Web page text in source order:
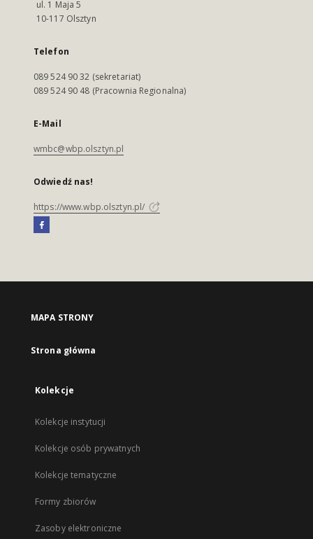
ul. 1 Maja 5
10-117 Olsztyn
Telefon
089 524 90 32 (sekretariat)
089 524 90 48 (Pracownia Regionalna)
E-Mail
wmbc@wbp.olsztyn.pl
Odwiedź nas!
https://www.wbp.olsztyn.pl/
MAPA STRONY
Strona główna
Kolekcje
Kolekcje instytucji
Kolekcje osób prywatnych
Kolekcje tematyczne
Formy zbiorów
Zasoby elektroniczne